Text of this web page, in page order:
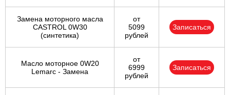
Тольятти
Тула
Замена моторного масла
CASTROL 0W30
(синтетика)
от
5099
рублей
Записаться
Масло моторное 0W20
Lemarc - Замена
от
6999
рублей
Записаться